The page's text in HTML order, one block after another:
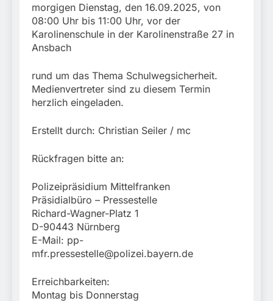
morgigen Dienstag, den 16.09.2025, von
08:00 Uhr bis 11:00 Uhr, vor der
Karolinenschule in der Karolinenstraße 27 in
Ansbach
rund um das Thema Schulwegsicherheit.
Medienvertreter sind zu diesem Termin
herzlich eingeladen.
Erstellt durch: Christian Seiler / mc
Rückfragen bitte an:
Polizeipräsidium Mittelfranken
Präsidialbüro – Pressestelle
Richard-Wagner-Platz 1
D-90443 Nürnberg
E-Mail: pp-
mfr.pressestelle@polizei.bayern.de
Erreichbarkeiten:
Montag bis Donnerstag